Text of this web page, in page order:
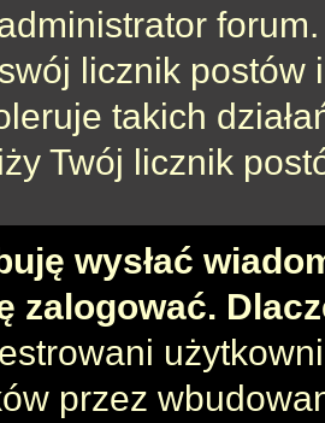
licznik postów
takich
Twój licznik
wysłać
zalogować.
przez